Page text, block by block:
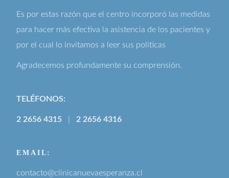
Es por estas razón que el centro incorporó las medidas
para hacer más efectiva la asistencia de los pacientes y
por el cual lo invitamos a leer sus politicas
Agradecemos profundamente su comprensión.
TELÉFONOS:
2 2656 4315 2 2656 4316
EMAIL:
contacto@clinicanuevaesperanza.cl